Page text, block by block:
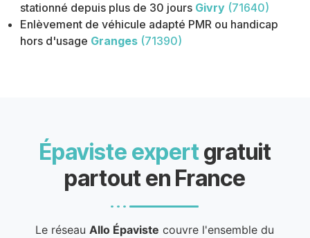
stationné depuis plus de 30 jours Givry (71640)
Enlèvement de véhicule adapté PMR ou handicap
hors d'usage Granges (71390)
Épaviste expertgratuit
partout en France
Le réseauAllo Épaviste couvre l'ensemble du